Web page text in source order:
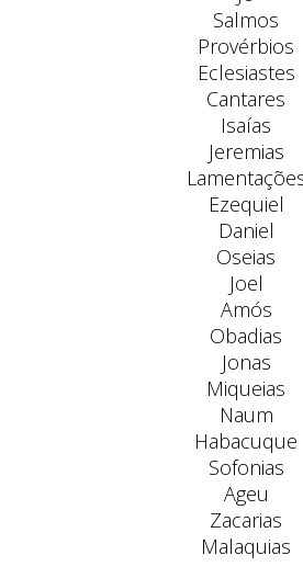
Salmos
Provérbios
Eclesiastes
Cantares
Isaías
Jeremias
Ezequiel
Daniel
Oseias
Joel
Amós
Obadias
Jonas
Miqueias
Naum
Habacuque
Sofonias
Ageu
Zacarias
Malaquias